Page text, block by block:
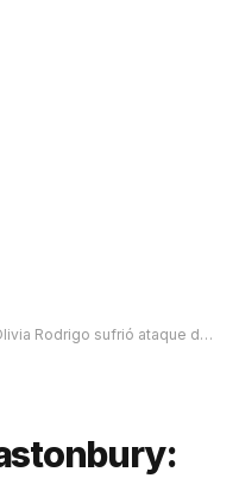
ataque de ansiedad antes de su show